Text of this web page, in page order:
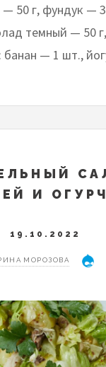
50 г, фундук —
темный — 50
— 1 шт.,
И
19.10.2022
МОРОЗОВА